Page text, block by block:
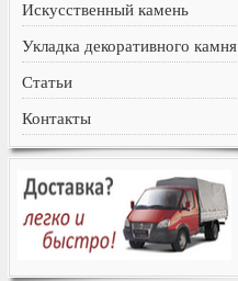
Искусственный камень
Укладка декоративного камня
Статьи
Контакты